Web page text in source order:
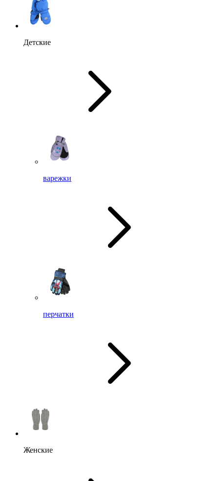
Детские
варежки
перчатки
Женские